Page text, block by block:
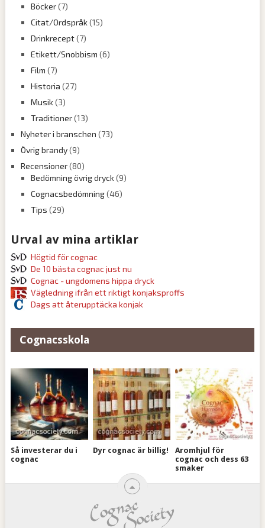
Böcker(7)
Citat/Ordspråk(15)
Drinkrecept(7)
Etikett/Snobbism (6)
Film (7)
Historia (27)
Musik(3)
Traditioner(13)
Nyheter i branschen (73)
Övrig brandy(9)
Recensioner(80)
Bedömning övrig dryck(9)
Cognacsbedömning(46)
Tips (29)
Urval av mina artiklar
Högtid för cognac
De 10 bästa cognac just nu
Cognac - ungdomens hippa dryck
Vägledning ifrån ett riktigt konjaksproffs
Dags att återupptäcka konjak
Cognacsskola
Så investerar du i
cognac
Dyr cognac är billig!
Aromhjul för
cognac och dess 63
smaker